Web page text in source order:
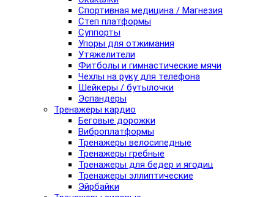
Спортивная медицина / Магнезия
Степ платформы
Суппорты
Упоры для отжимания
Утяжелители
Фитболы и гимнастические мячи
Чехлы на руку для телефона
Шейкеры / бутылочки
Эспандеры
Тренажеры кардио
Беговые дорожки
Виброплатформы
Тренажеры велосипедные
Тренажеры гребные
Тренажеры для бедер и ягодиц
Тренажеры эллиптические
Эйрбайки